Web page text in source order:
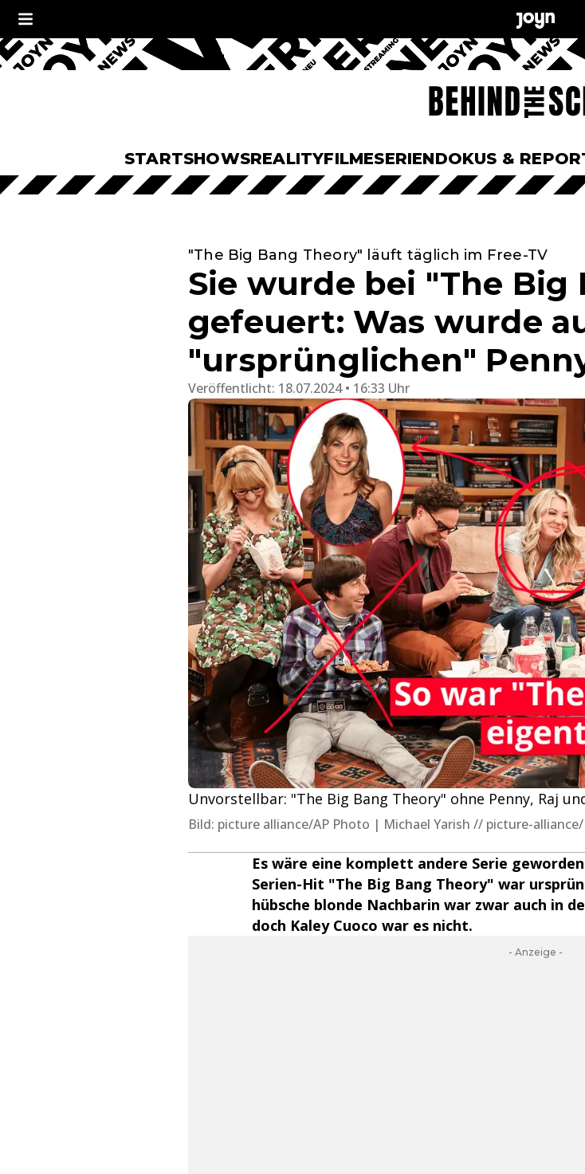
STARTSHOWSREALITYFILMESERIENDOKUS &
"The Big Bang Theory" läuft täglich im Free-TV
Sie wurde bei "The Big
gefeuert: Was wurde
"ursprünglichen"
Veröffentlicht: 18.07.2024 • 16:33 Uhr
Unvorstellbar: "The Big Bang Theory" ohne Penny, Raj
Bild: picture alliance/AP Photo | Michael Yarish // picture-
Es wäre eine komplett andere Serie
Serien-Hit "The Big Bang Theory" war
hübsche blonde Nachbarin war zwar auch in
doch Kaley Cuoco war es nicht.
- Anzeige -